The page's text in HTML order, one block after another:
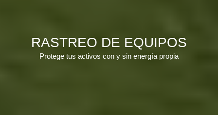
RASTREO DE EQUIPOS
Protege tus activos con y sin energía propia